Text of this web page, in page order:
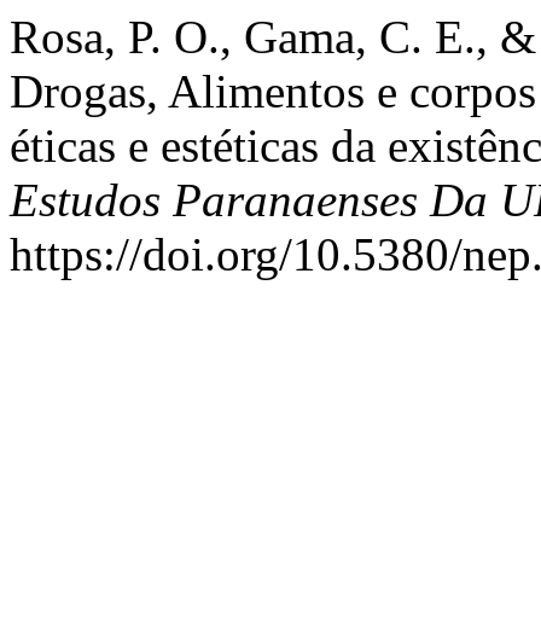
Rosa, P. O., Gama, C. E.,
Drogas, Alimentos e
éticas e estéticas da
Estudos Paranaenses Da
https://doi.org/10.5380/